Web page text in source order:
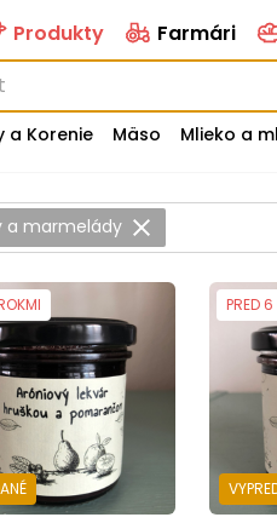
Produkty Farmári
a Korenie Mäso Mlieko a
a marmelády
PRED